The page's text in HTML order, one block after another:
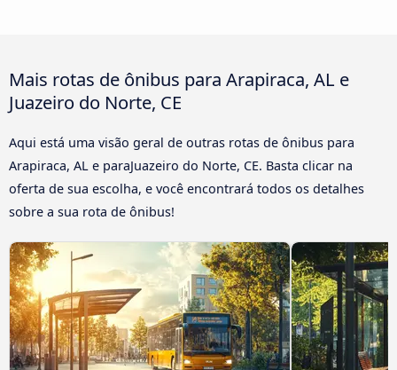
Mais rotas de ônibus para Arapiraca, AL e
Juazeiro do Norte, CE
Aqui está uma visão geral de outras rotas de ônibus para
Arapiraca, AL e paraJuazeiro do Norte, CE. Basta clicar na
oferta de sua escolha, e você encontrará todos os detalhes
sobre a sua rota de ônibus!